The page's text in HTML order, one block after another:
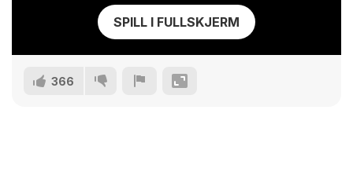
SPILL I FULLSKJERM
366